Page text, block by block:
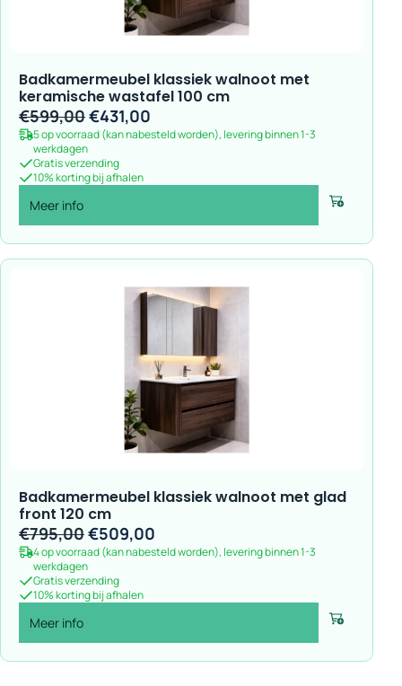
Badkamermeubel klassiek walnoot met
keramische wastafel 100 cm
€599,00Oorspronkelijke
prijs
was:
€599,00.
€431,00
prijs
€431,00.
5 op voorraad (kan nabesteld worden), levering binnen 1-3
werkdagen
Gratis verzending
10% korting bij afhalen
Meer info Voeg toe
Badkamermeubel klassiek walnoot met glad
front 120 cm
€795,00Oorspronkelijke
prijs
was:
€795,00.
€509,00
prijs
€509,00.
4 op voorraad (kan nabesteld worden), levering binnen 1-3
werkdagen
Gratis verzending
10% korting bij afhalen
Meer info Voeg toe